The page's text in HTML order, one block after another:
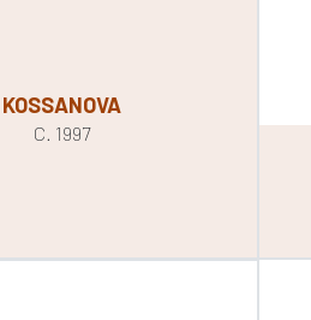
KOSSANOVA
C. 1997